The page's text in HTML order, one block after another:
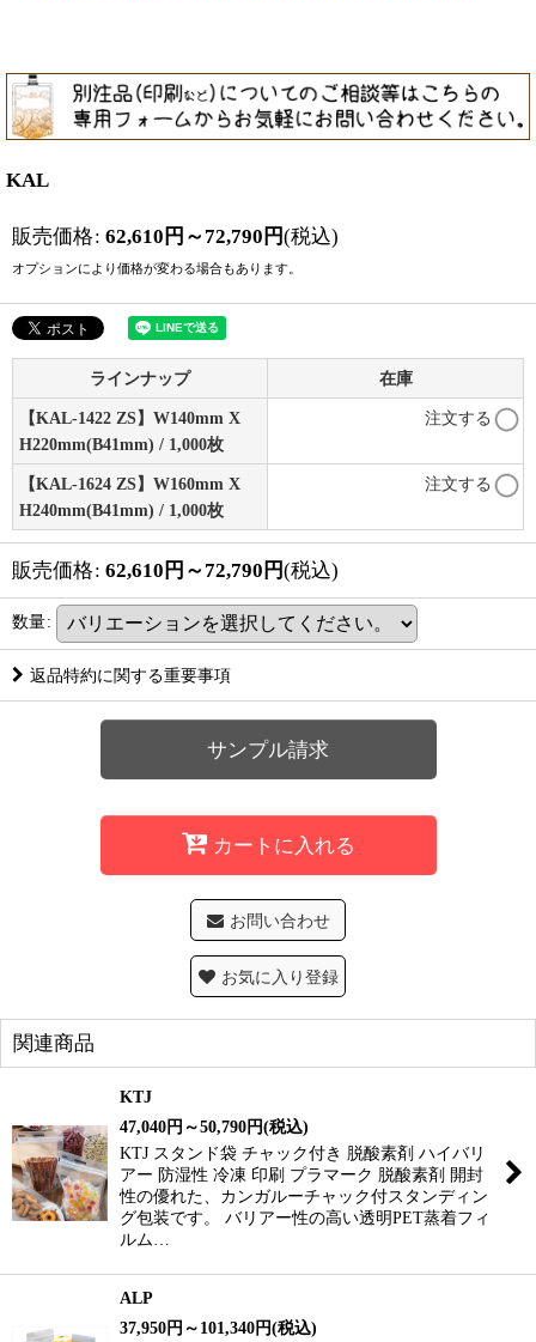
KAL
販売価格: 62,610 円 ～72,790 円(税込)
オプションにより価格が変わる場合もあります。
ラインナップ 在庫
【KAL-1422 ZS】W140mm X
H220mm(B41mm) / 1,000枚
注文する
【KAL-1624 ZS】W160mm X
H240mm(B41mm) / 1,000枚
注文する
販売価格: 62,610 円 ～72,790 円(税込)
数量:
返品特約に関する重要事項
サンプル請求
カートに入れる
お問い合わせ
お気に入り登録
関連商品
KTJ
47,040円 ～50,790円(税込)
KTJ スタンド袋 チャック付き 脱酸素剤 ハイバリ
アー 防湿性 冷凍 印刷 プラマーク 脱酸素剤 開封
性の優れた、カンガルーチャック付スタンディン
グ包装です。 バリアー性の高い透明PET蒸着フィ
ルム…
ALP
37,950円 ～101,340円(税込)